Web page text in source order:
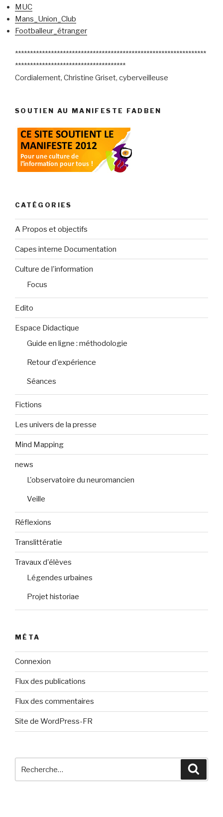
MUC
Mans_Union_Club
Footballeur_étranger
****************************************************************
*************************************
Cordialement, Christine Griset, cyberveilleuse
SOUTIEN AU MANIFESTE FADBEN
CATÉGORIES
A Propos et objectifs
Capes interne Documentation
Culture de l'information
Focus
Edito
Espace Didactique
Guide en ligne : méthodologie
Retour d'expérience
Séances
Fictions
Les univers de la presse
Mind Mapping
news
L'observatoire du neuromancien
Veille
Réflexions
Translittératie
Travaux d'élèves
Légendes urbaines
Projet historiae
MÉTA
Connexion
Flux des publications
Flux des commentaires
Site de WordPress-FR
pour